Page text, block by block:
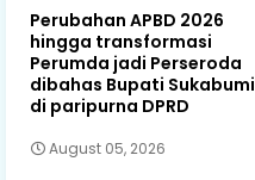
Perubahan APBD 2026
hingga transformasi
Perumda jadi Perseroda
dibahas Bupati Sukabumi
di paripurna DPRD
August 05, 2026